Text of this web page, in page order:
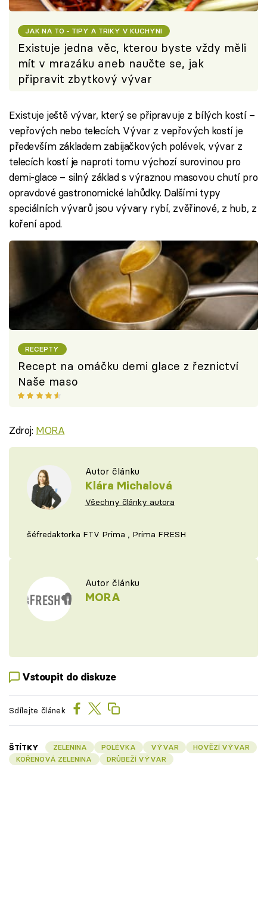
JAK NA TO - TIPY A TRIKY V KUCHYNI
Existuje jedna věc, kterou byste vždy měli
mít v mrazáku aneb naučte se, jak
připravit zbytkový vývar
Existuje ještě vývar, který se připravuje z bílých kostí –
vepřových nebo telecích. Vývar z vepřových kostí je
především základem zabijačkových polévek, vývar z
telecích kostí je naproti tomu výchozí surovinou pro
demi-glace – silný základ s výraznou masovou chutí pro
opravdové gastronomické lahůdky. Dalšími typy
speciálních vývarů jsou vývary rybí, zvěřinové, z hub, z
koření apod.
RECEPTY
Recept na omáčku demi glace z řeznictví
Naše maso
Zdroj: MORA
Autor článku
Klára Michalová
Všechny články autora
šéfredaktorka FTV Prima , Prima FRESH
Autor článku
MORA
Vstoupit do diskuze
Sdílejte článek
ŠTÍTKY ZELENINA POLÉVKA VÝVAR
HOVĚZÍ VÝVAR
KOŘENOVÁ ZELENINA
DRŮBEŽÍ VÝVAR